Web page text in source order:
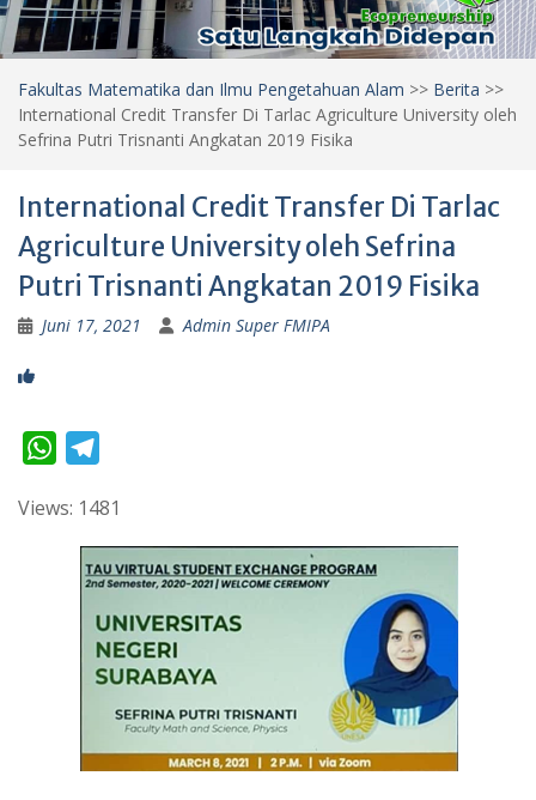
Fakultas Matematika dan Ilmu Pengetahuan Alam >> Berita >>
International Credit Transfer Di Tarlac Agriculture University oleh
Sefrina Putri Trisnanti Angkatan 2019 Fisika
International Credit Transfer Di Tarlac
Agriculture University oleh Sefrina
Putri Trisnanti Angkatan 2019 Fisika
Juni 17, 2021 Admin Super FMIPA
W
a
l
e
g
r
a
m
Views: 1481